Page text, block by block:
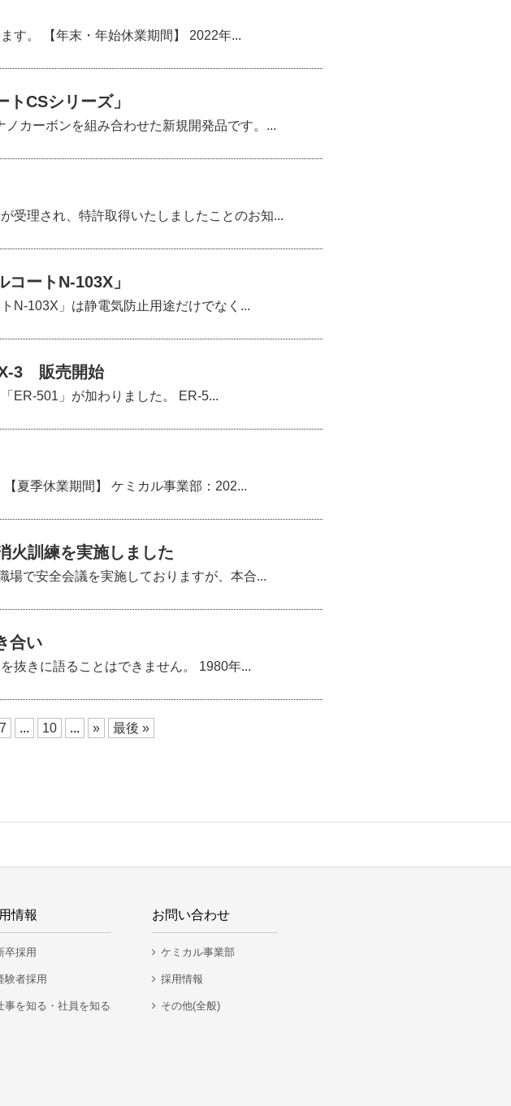
す。 【年末・年始休業期間】 2022年...
CSシリーズ」
カーボンを組み合わせた新規開発品です。...
受理され、特許取得いたしましたことのお知...
ートN-103X」
N-103X」は静電気防止用途だけでなく...
3 販売開始
ER-501」が加わりました。 ER-5...
夏季休業期間】 ケミカル事業部：202...
火訓練を実施しました
場で安全会議を実施しておりますが、本合...
合い
抜きに語ることはできません。 1980年...
7 ... 10 ... » 最後 »
情報
卒採用
験者採用
事を知る・社員を知る
お問い合わせ
ケミカル事業部
採用情報
その他(全般)